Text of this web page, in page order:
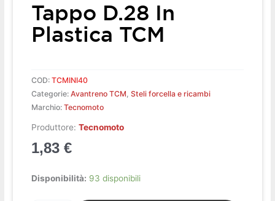
Tappo D.28 In
Plastica TCM
COD:TCMINI40
Categorie:Avantreno TCM,Steli forcella e ricambi
Marchio:Tecnomoto
Produttore:Tecnomoto
1,83€
Disponibilità: 93 disponibili
Tappo